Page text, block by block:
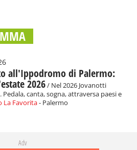
all'Ippodromo di Palermo:
2026/ Nel 2026 Jovanotti
canta, sogna, attraversa paesi e
La Favorita- Palermo
Adv